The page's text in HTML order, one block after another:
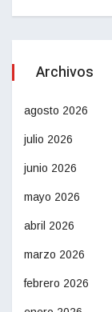
Archivos
agosto 2026
julio 2026
junio 2026
mayo 2026
abril 2026
marzo 2026
febrero 2026